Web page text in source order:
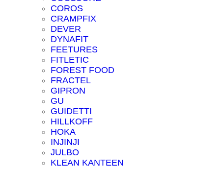
COROS
CRAMPFIX
DEVER
DYNAFIT
FEETURES
FITLETIC
FOREST FOOD
FRACTEL
GIPRON
GU
GUIDETTI
HILLKOFF
HOKA
INJINJI
JULBO
KLEAN KANTEEN